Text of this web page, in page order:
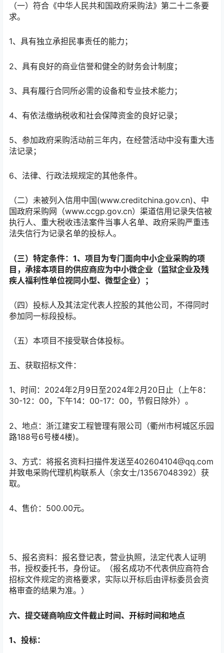
（一）符合《中华人民共和国政府采购法》第二十二条要
求。
1、具有独立承担民事责任的能力；
2、具有良好的商业信誉和健全的财务会计制度；
3、具有履行合同所必需的设备和专业技术能力；
4、有依法缴纳税收和社会保障资金的良好记录；
5、参加政府采购活动前三年内，在经营活动中没有重大违
法记录；
6、法律、行政法规规定的其他条件。
（二）未被列入信用中国(www.creditchina.gov.cn)、中
国政府采购网（www.ccgp.gov.cn）渠道信用记录失信被
执行人、重大税收违法案件当事人名单、政府采购严重违
法失信行为记录名单的投标人。
（三） 特定条件： 1、 项目为专门面向中小企业采购的项
目，承接本项目的供应商应为中小微企业（监狱企业及残
疾人福利性单位视同小型、微型企业）；
（四）投标人及其法定代表人控股的其他公司，不得同时
参加同一标段投标。
（五）本项目不接受联合体投标。
五、获取招标文件：
1、时间：2024年2月9日至2024年2月20日止（上午8：
30-12：00，下午14：00-17：00，节假日除外）。
2、地点：浙江建安工程管理有限公司（衢州市柯城区乐园
路188号6号楼4楼)。
3、方式：将报名资料扫描件发送至402604104@qq.com
并致电采购代理机构联系人（余女士/13567048392）获
取。
4、售价：500.00元。
5、报名资料：报名登记表，营业执照，法定代表人证明
书，授权委托书，身份证。（报名成功不代表供应商符合
招标文件规定的资格要求，实际以开标后由评标委员会资
格审查的结果为准。）
六、提交磋商响应文件截止时间、开标时间和地点
1、投标：